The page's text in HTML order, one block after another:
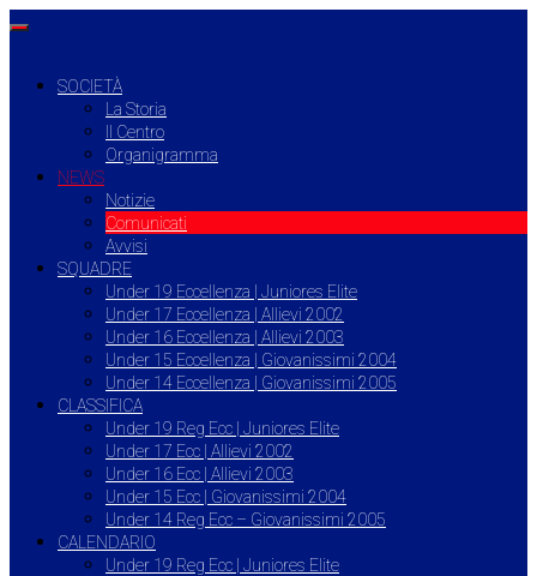
SOCIETÀ
La Storia
Il Centro
Organigramma
NEWS
Notizie
Comunicati
Avvisi
SQUADRE
Under 19 Eccellenza | Juniores Elite
Under 17 Eccellenza | Allievi 2002
Under 16 Eccellenza | Allievi 2003
Under 15 Eccellenza | Giovanissimi 2004
Under 14 Eccellenza | Giovanissimi 2005
CLASSIFICA
Under 19 Reg Ecc | Juniores Elite
Under 17 Ecc | Allievi 2002
Under 16 Ecc | Allievi 2003
Under 15 Ecc | Giovanissimi 2004
Under 14 Reg Ecc – Giovanissimi 2005
CALENDARIO
Under 19 Reg Ecc | Juniores Elite